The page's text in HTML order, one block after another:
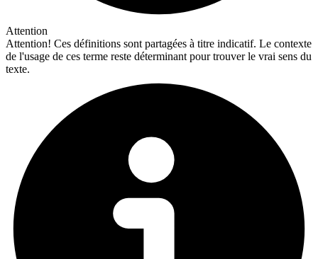
Attention
Attention! Ces définitions sont partagées à titre indicatif. Le contexte
de l'usage de ces terme reste déterminant pour trouver le vrai sens du
texte.